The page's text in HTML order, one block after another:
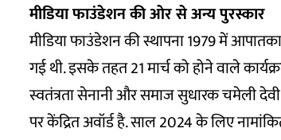
मीडिया फाउंडेशन की ओर से अन्य पुरस्कार
मीडिया फाउंडेशन की स्थापना 1979 में
गई थी. इसके तहत 21 मार्च को होने वाले
स्वतंत्रता सेनानी और समाज सुधारक चमेली
पर केंद्रित अवॉर्ड है. साल 2024 के लिए